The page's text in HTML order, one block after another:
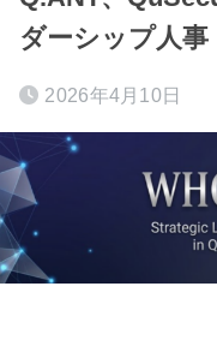
ダーシップ人事
2026年4月10日